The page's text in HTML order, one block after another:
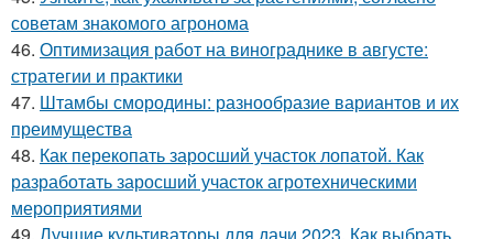
советам знакомого агронома
46. Оптимизация работ на винограднике в августе:
стратегии и практики
47. Штамбы смородины: разнообразие вариантов и их
преимущества
48. Как перекопать заросший участок лопатой. Как
разработать заросший участок агротехническими
мероприятиями
49. Лучшие культиваторы для дачи 2023. Как выбрать